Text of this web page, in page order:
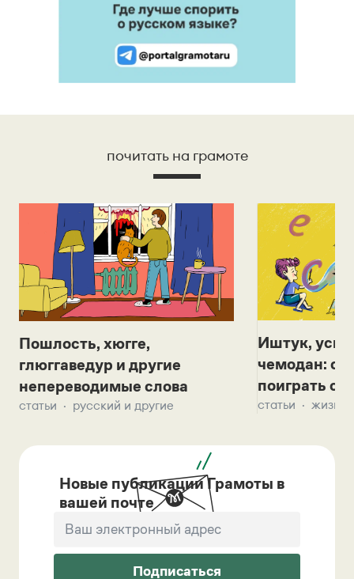
почитать на грамоте
Пошлость, хюгге,
глюггаведур и другие
непереводимые слова
статьи русский и другие
Иштук,
чемодан:
поиграть с
статьи жизнь
Новые публикации Грамоты в
вашей почте
Подписаться